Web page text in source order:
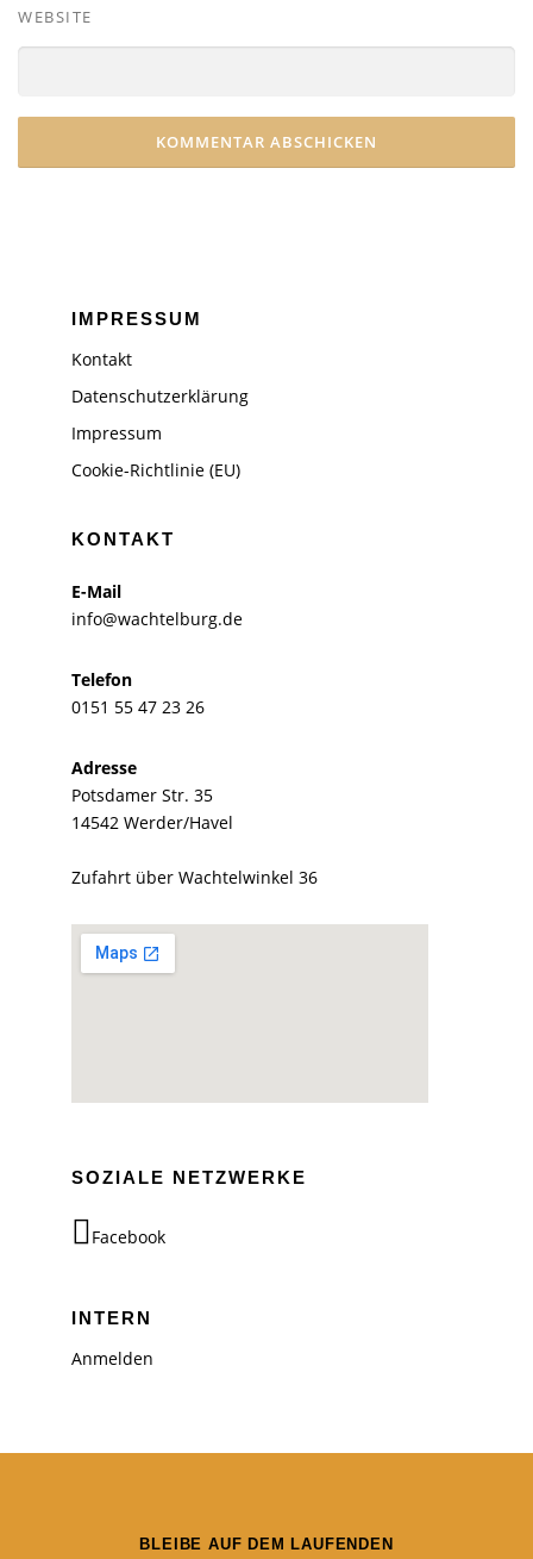
WEBSITE
IMPRESSUM
Kontakt
Datenschutzerklärung
Impressum
Cookie-Richtlinie (EU)
KONTAKT
E-Mail
info@wachtelburg.de
Telefon
0151 55 47 23 26
Adresse
Potsdamer Str. 35
14542 Werder/Havel
Zufahrt über Wachtelwinkel 36
SOZIALE NETZWERKE
Facebook
INTERN
Anmelden
BLEIBE AUF DEM LAUFENDEN